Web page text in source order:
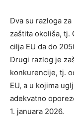
Dva su razloga
zaštita okoliša, tj.
cilja EU da do
Drugi razlog je
konkurencije, tj.
EU, a u kojima
adekvatno
1. januara 2026.